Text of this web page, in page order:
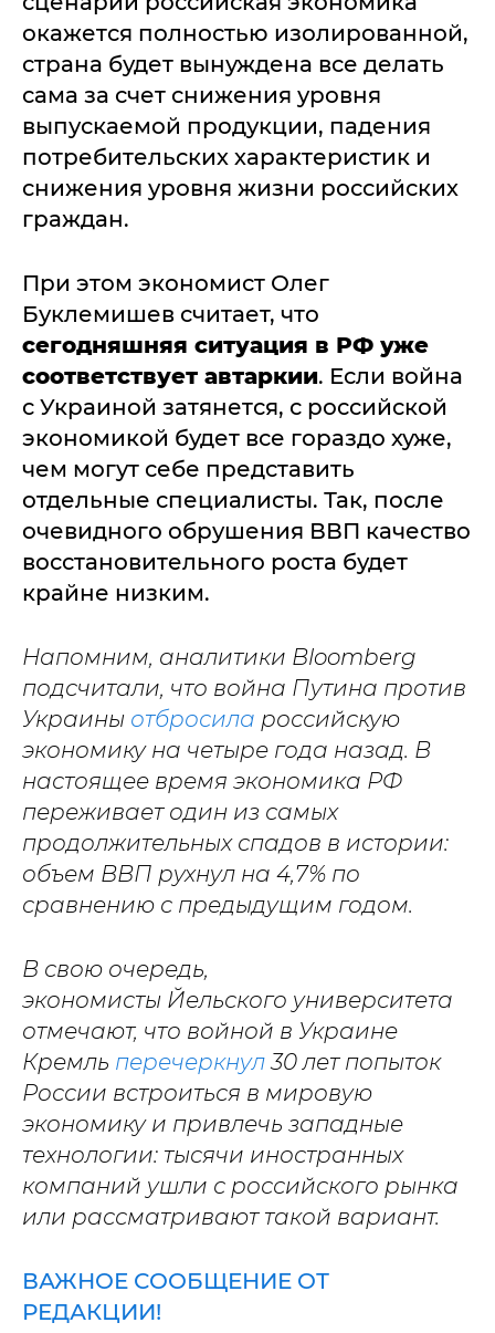
окажется полностью изолированной,
страна будет вынуждена все делать
сама за счет снижения уровня
выпускаемой продукции, падения
потребительских характеристик и
снижения уровня жизни российских
граждан.
При этом экономист Олег
Буклемишев считает, что
сегодняшняя ситуация в РФ уже
соответствует автаркии. Если война
с Украиной затянется, с российской
экономикой будет все гораздо хуже,
чем могут себе представить
отдельные специалисты. Так, после
очевидного обрушения ВВП качество
восстановительного роста будет
крайне низким.
Напомним, аналитики Bloomberg
подсчитали, что война Путина против
Украины отбросила российскую
экономику на четыре года назад. В
настоящее время экономика РФ
переживает один из самых
продолжительных спадов в истории:
объем ВВП рухнул на 4,7% по
сравнению с предыдущим годом.
В свою очередь,
экономисты Йельского университета
отмечают, что войной в Украине
Кремль перечеркнул30 лет попыток
России встроиться в мировую
экономику и привлечь западные
технологии: тысячи иностранных
компаний ушли с российского рынка
или рассматривают такой вариант.
ВАЖНОЕ СООБЩЕНИЕ ОТ
РЕДАКЦИИ!